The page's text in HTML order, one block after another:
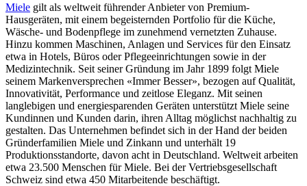
Miele gilt als weltweit führender Anbieter von Premium-
Hausgeräten, mit einem begeisternden Portfolio für die Küche,
Wäsche- und Bodenpflege im zunehmend vernetzten Zuhause.
Hinzu kommen Maschinen, Anlagen und Services für den Einsatz
etwa in Hotels, Büros oder Pflegeeinrichtungen sowie in der
Medizintechnik. Seit seiner Gründung im Jahr 1899 folgt Miele
seinem Markenversprechen «Immer Besser», bezogen auf Qualität,
Innovativität, Performance und zeitlose Eleganz. Mit seinen
langlebigen und energiesparenden Geräten unterstützt Miele seine
Kundinnen und Kunden darin, ihren Alltag möglichst nachhaltig zu
gestalten. Das Unternehmen befindet sich in der Hand der beiden
Gründerfamilien Miele und Zinkann und unterhält 19
Produktionsstandorte, davon acht in Deutschland. Weltweit arbeiten
etwa 23.500 Menschen für Miele. Bei der Vertriebsgesellschaft
Schweiz sind etwa 450 Mitarbeitende beschäftigt.